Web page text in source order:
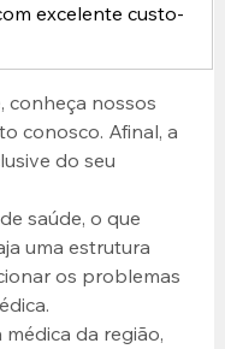
excelente custo-
conheça nossos
conosco. Afinal, a
do seu
saúde, o que
uma estrutura
os problemas
da região,